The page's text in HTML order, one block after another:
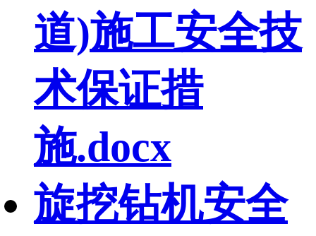
道)施工安全技
术保证措
施.docx
旋挖钻机安全